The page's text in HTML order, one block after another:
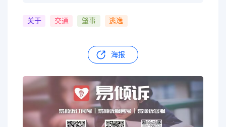
关于 交通 肇事 逃逸
海报